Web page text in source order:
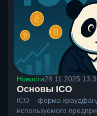
Новости28.11.2025
Основы ICO
ICO – форма
используемого